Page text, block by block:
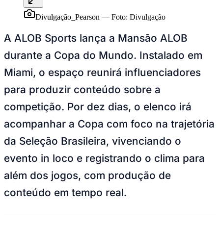
Sport
A ALOB Sports lança a Mansão ALOB
durante a Copa do Mundo. Instalado em
Miami, o espaço reunirá influenciadores
para produzir conteúdo sobre a
competição. Por dez dias, o elenco irá
acompanhar a Copa com foco na trajetória
da Seleção Brasileira, vivenciando o
evento in loco e registrando o clima para
além dos jogos, com produção de
conteúdo em tempo real.
O time reúne sete criadores com atuação consolidada no